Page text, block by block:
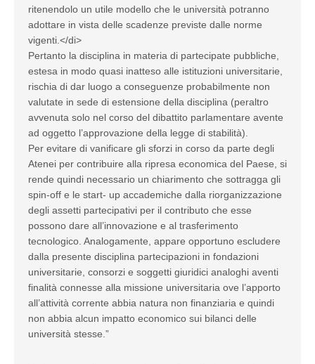
ritenendolo un utile modello che le università potranno
adottare in vista delle scadenze previste dalle norme
vigenti.</di>
Pertanto la disciplina in materia di partecipate pubbliche,
estesa in modo quasi inatteso alle istituzioni universitarie,
rischia di dar luogo a conseguenze probabilmente non
valutate in sede di estensione della disciplina (peraltro
avvenuta solo nel corso del dibattito parlamentare avente
ad oggetto l’approvazione della legge di stabilità).
Per evitare di vanificare gli sforzi in corso da parte degli
Atenei per contribuire alla ripresa economica del Paese, si
rende quindi necessario un chiarimento che sottragga gli
spin-off e le start- up accademiche dalla riorganizzazione
degli assetti partecipativi per il contributo che esse
possono dare all’innovazione e al trasferimento
tecnologico. Analogamente, appare opportuno escludere
dalla presente disciplina partecipazioni in fondazioni
universitarie, consorzi e soggetti giuridici analoghi aventi
finalità connesse alla missione universitaria ove l’apporto
all’attività corrente abbia natura non finanziaria e quindi
non abbia alcun impatto economico sui bilanci delle
università stesse.”